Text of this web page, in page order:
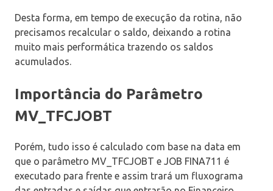
Desta forma, em tempo de execução da rotina, não
precisamos recalcular o saldo, deixando a rotina
muito mais performática trazendo os saldos
acumulados.
Importância do Parâmetro
MV_TFCJOBT
Porém, tudo isso é calculado com base na data em
que o parâmetro MV_TFCJOBT e JOB FINA711 é
executado para frente e assim trará um fluxograma